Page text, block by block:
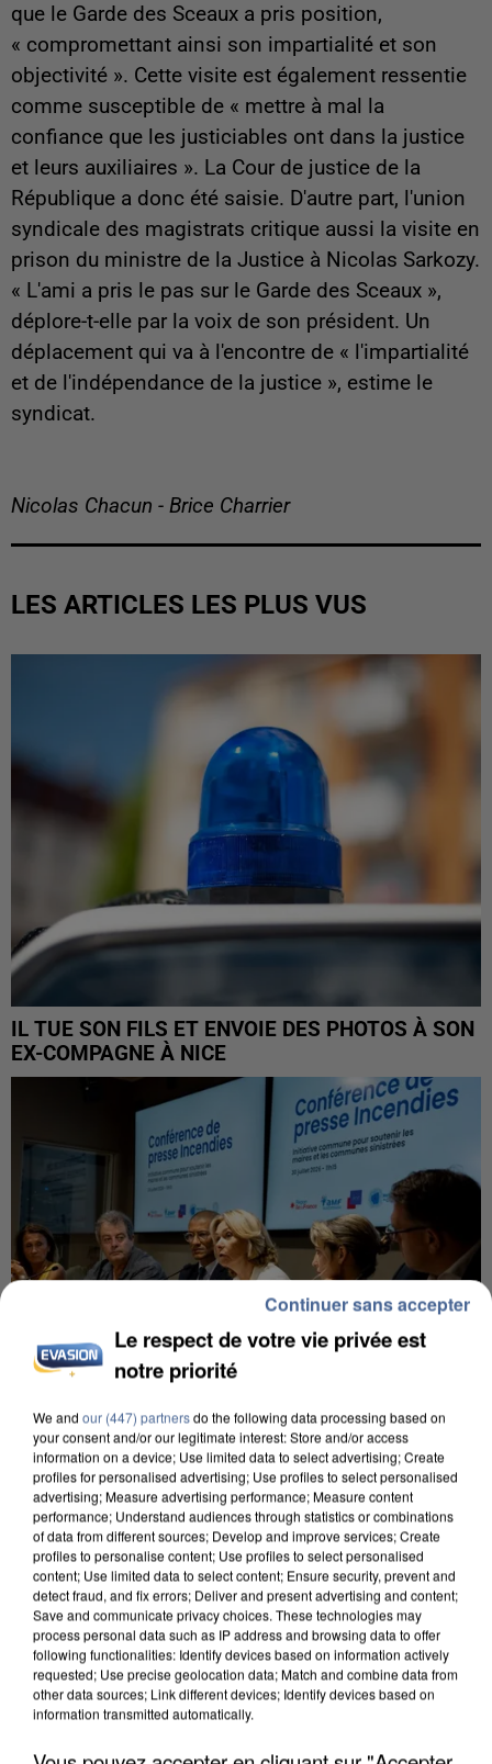
que le Garde des Sceaux a pris position,
« compromettant ainsi son impartialité et son
objectivité ». Cette visite est également ressentie
comme susceptible de « mettre à mal la
confiance que les justiciables ont dans la justice
et leurs auxiliaires ». La Cour de justice de la
République a donc été saisie. D'autre part, l'union
syndicale des magistrats critique aussi la visite en
prison du ministre de la Justice à Nicolas Sarkozy.
« L'ami a pris le pas sur le Garde des Sceaux »,
déplore-t-elle par la voix de son président. Un
déplacement qui va à l'encontre de « l'impartialité
et de l'indépendance de la justice », estime le
syndicat.
Nicolas Chacun - Brice Charrier
LES ARTICLES LES PLUS VUS
IL TUE SON FILS ET ENVOIE DES PHOTOS À SON
EX-COMPAGNE À NICE
INCENDIES : L’ÎLE-DE-FRANCE LANCE UN ÉLAN
DE SOLIDARITÉ AVEC LES...
Le respect de votre vie privée est
notre priorité
We and our (447) partnersdo the following data processing based on
your consent and/or our legitimate interest: Store and/or access
information on a device; Use limited data to select advertising; Create
profiles for personalised advertising; Use profiles to select personalised
advertising; Measure advertising performance; Measure content
performance; Understand audiences through statistics or combinations
of data from different sources; Develop and improve services; Create
profiles to personalise content; Use profiles to select personalised
content; Use limited data to select content; Ensure security, prevent and
detect fraud, and fix errors; Deliver and present advertising and content;
Save and communicate privacy choices. These technologies may
process personal data such as IP address and browsing data to offer
following functionalities: Identify devices based on information actively
requested; Use precise geolocation data; Match and combine data from
other data sources; Link different devices; Identify devices based on
information transmitted automatically.
Continuer sans accepter